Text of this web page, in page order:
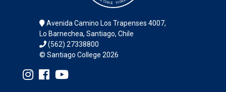
Avenida Camino Los Trapenses 4007,
Lo Barnechea, Santiago, Chile
(562) 27338800
© Santiago College 2026